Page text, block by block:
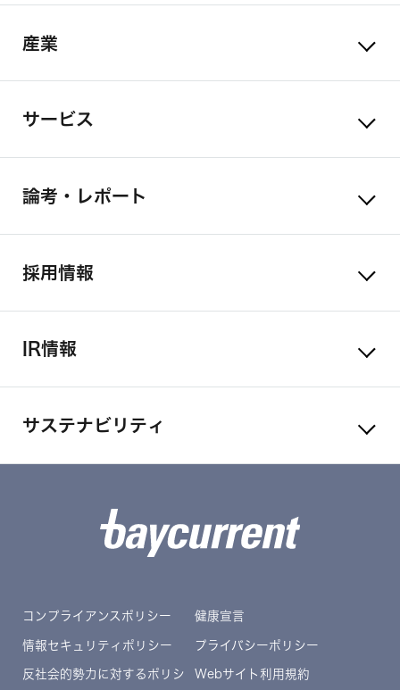
産業
サービス
論考・レポート
採用情報
IR情報
サステナビリティ
コンプライアンスポリシー 健康宣言
情報セキュリティポリシー プライバシーポリシー
反社会的勢力に対するポリシ
Webサイト利用規約